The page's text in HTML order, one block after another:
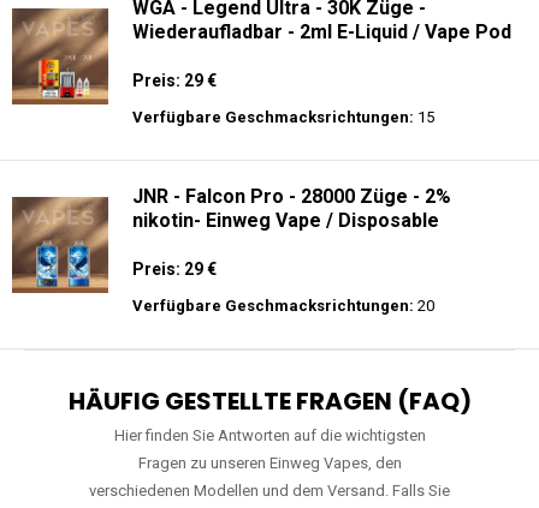
WGA - Legend Ultra - 30K Züge -
Wiederaufladbar - 2ml E-Liquid / Vape Pod
Preis: 29 €
Verfügbare Geschmacksrichtungen: 15
JNR - Falcon Pro - 28000 Züge - 2%
nikotin- Einweg Vape / Disposable
Preis: 29 €
Verfügbare Geschmacksrichtungen: 20
HÄUFIG GESTELLTE FRAGEN (FAQ)
Hier finden Sie Antworten auf die wichtigsten
Fragen zu unseren Einweg Vapes, den
verschiedenen Modellen und dem Versand. Falls Sie